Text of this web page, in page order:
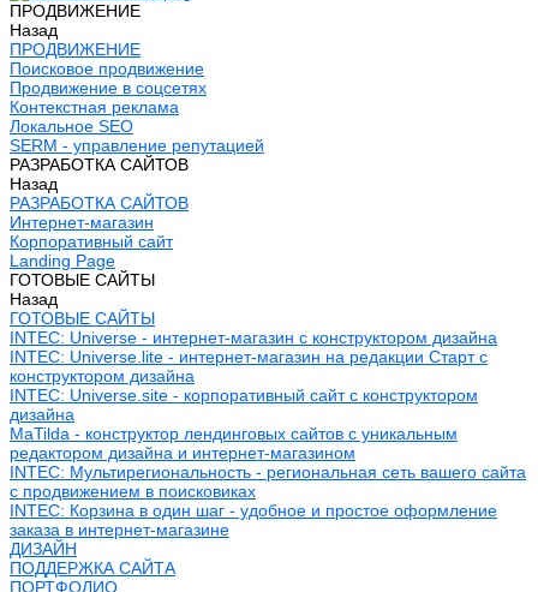
ПРОДВИЖЕНИЕ
Назад
ПРОДВИЖЕНИЕ
Поисковое продвижение
Продвижение в соцсетях
Контекстная реклама
Локальное SEO
SERM - управление репутацией
РАЗРАБОТКА САЙТОВ
Назад
РАЗРАБОТКА САЙТОВ
Интернет-магазин
Корпоративный сайт
Landing Page
ГОТОВЫЕ САЙТЫ
Назад
ГОТОВЫЕ САЙТЫ
INTEC: Universe - интернет-магазин с конструктором дизайна
INTEC: Universe.lite - интернет-магазин на редакции Старт с
конструктором дизайна
INTEC: Universe.site - корпоративный сайт с конструктором
дизайна
MaTilda - конструктор лендинговых сайтов с уникальным
редактором дизайна и интернет-магазином
INTEC: Мультирегиональность - региональная сеть вашего сайта
с продвижением в поисковиках
INTEC: Корзина в один шаг - удобное и простое оформление
заказа в интернет-магазине
ДИЗАЙН
ПОДДЕРЖКА САЙТА
ПОРТФОЛИО